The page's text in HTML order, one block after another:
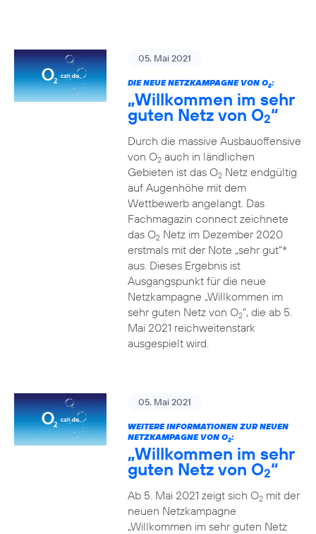
05. Mai 2021
DIE NEUE NETZKAMPAGNE VON O2:
„Willkommen im sehr
guten Netz von O2“
Durch die massive Ausbauoffensive
von O2auch in ländlichen
Gebieten ist das O2Netz endgültig
auf Augenhöhe mit dem
Wettbewerb angelangt. Das
Fachmagazin connect zeichnete
das O2Netz im Dezember 2020
erstmals mit der Note „sehr gut“*
aus. Dieses Ergebnis ist
Ausgangspunkt für die neue
Netzkampagne „Willkommen im
sehr guten Netz von O2“, die ab 5.
Mai 2021 reichweitenstark
ausgespielt wird.
05. Mai 2021
WEITERE INFORMATIONEN ZUR NEUEN
NETZKAMPAGNE VON O2:
„Willkommen im sehr
guten Netz von O2“
Ab 5. Mai 2021 zeigt sich O2mit der
neuen Netzkampagne
„Willkommen im sehr guten Netz